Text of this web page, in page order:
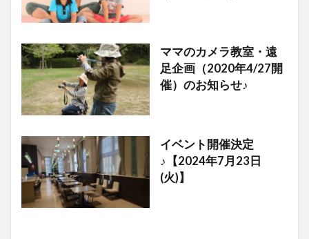
イベント情報
ママのカメラ教室・遠
足企画（2020年4/27開
催）のお知らせ♪
お知らせ
イベント開催決定
♪【2024年7月23日
(火)】